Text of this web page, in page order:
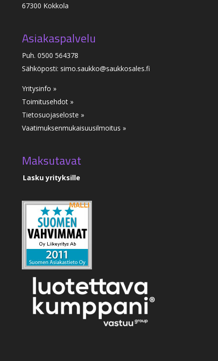
67300 Kokkola
Asiakaspalvelu
Puh. 0500 564378
Sähköposti: simo.saukko@saukkosales.fi
Yritysinfo »
Toimitusehdot »
Tietosuojaseloste »
Vaatimuksenmukaisuusilmoitus »
Maksutavat
Lasku yrityksille